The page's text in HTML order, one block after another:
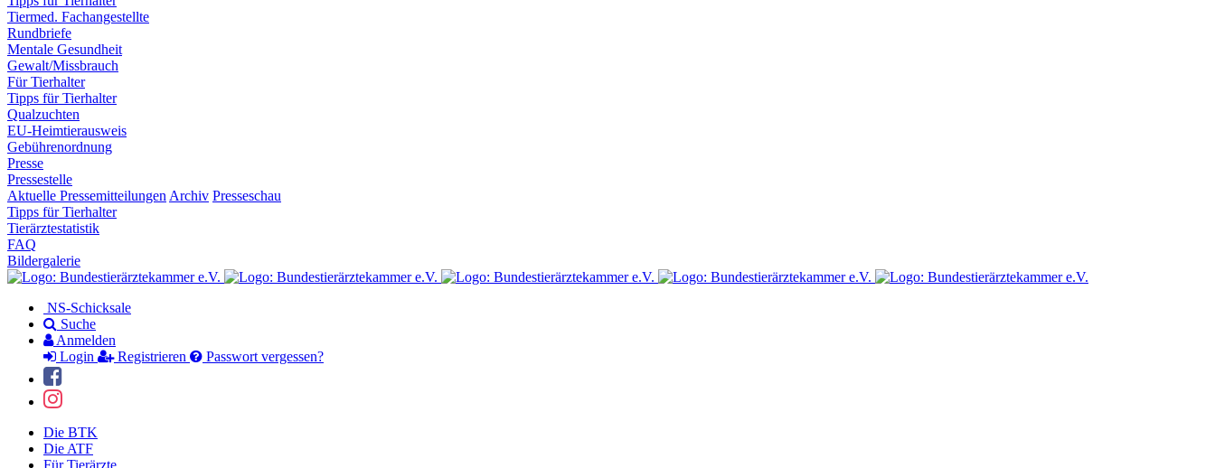
Tiermed. Fachangestellte
Rundbriefe
Mentale Gesundheit
Gewalt/Missbrauch
Für Tierhalter
Tipps für Tierhalter
Qualzuchten
EU-Heimtierausweis
Gebührenordnung
Presse
Pressestelle
Aktuelle Pressemitteilungen Archiv Presseschau
Tipps für Tierhalter
Tierärztestatistik
FAQ
Bildergalerie
NS-Schicksale
Suche
Anmelden
Login
Registrieren Passwort vergessen?
Die BTK
Die ATF
Für Tierärzte